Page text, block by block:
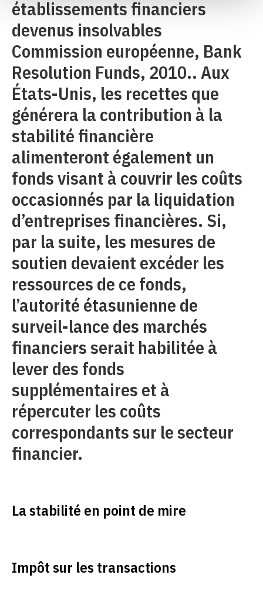
établissements financiers
devenus insolvables
Commission européenne, Bank
Resolution Funds, 2010.. Aux
États-Unis, les recettes que
générera la contribution à la
stabilité financière
alimenteront également un
fonds visant à couvrir les coûts
occasionnés par la liquidation
d’entreprises financières. Si,
par la suite, les mesures de
soutien devaient excéder les
ressources de ce fonds,
l’autorité étasunienne de
surveil-lance des marchés
financiers serait habilitée à
lever des fonds
supplémentaires et à
répercuter les coûts
correspondants sur le secteur
financier.
La stabilité en point de mire
Impôt sur les transactions